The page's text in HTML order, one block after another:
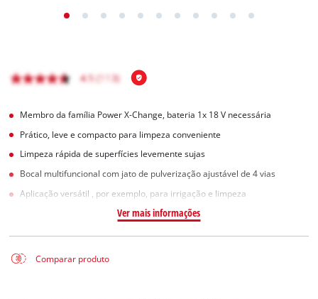
Membro da família Power X-Change, bateria 1x 18 V necessária
Prático, leve e compacto para limpeza conveniente
Limpeza rápida de superfícies levemente sujas
Bocal multifuncional com jato de pulverização ajustável de 4 vias
Aplicação versátil , por exemplo, para irrigação e limpeza
Ver mais informações
Comparar produto